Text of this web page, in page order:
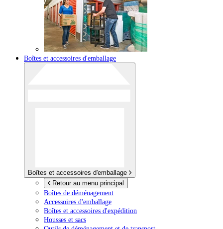
Boîtes et accessoires d'emballage
Boîtes et accessoires d'emballage
Retour au menu principal
Boîtes de déménagement
Accessoires d'emballage
Boîtes et accessoires d'expédition
Housses et sacs